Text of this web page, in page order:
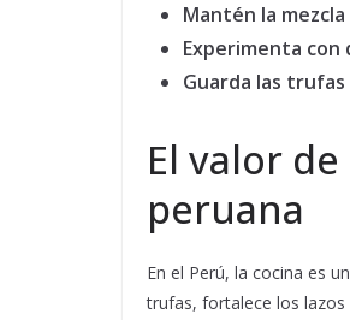
Mantén la
Experimenta
Guarda las
El valor
peruana
En el Perú, la cocina es
trufas, fortalece los